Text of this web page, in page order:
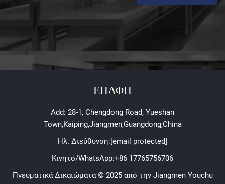
ΕΠΑΦΗ
Add: 28-1, Chengdong Road, Yueshan
Town,Kaiping,Jiangmen,Guangdong,China
Ηλ. Διεύθυνση:[email protected]
Κινητό/WhatsApp:+86 17765756706
Πνευματικά Δικαιώματα © 2025 από την Jiangmen Youchu